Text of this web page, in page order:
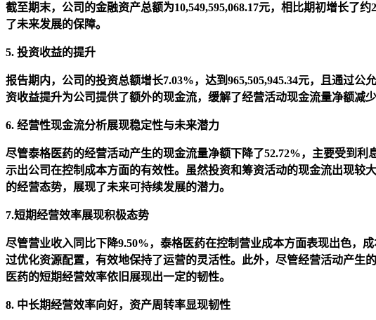
截至期末，公司的金融资产总额为10,549,595,068.17元，相比期初增长了
了未来发展的保障。
5. 投资收益的提升
报告期内，公司的投资总额增长7.03%，达到965,505,945.34元，且通过
资收益提升为公司提供了额外的现金流，缓解了经营活动现金流量净额减少
6. 经营性现金流分析展现稳定性与未来潜力
尽管泰格医药的经营活动产生的现金流量净额下降了52.72%，主要受到
示出公司在控制成本方面的有效性。虽然投资和筹资活动的现金流出现
的经营态势，展现了未来可持续发展的潜力。
7.短期经营效率展现积极态势
尽管营业收入同比下降9.50%，泰格医药在控制营业成本方面表现出色，
过优化资源配置，有效地保持了运营的灵活性。此外，尽管经营活动产生
医药的短期经营效率依旧展现出一定的韧性。
8. 中长期经营效率向好，资产周转率显现韧性